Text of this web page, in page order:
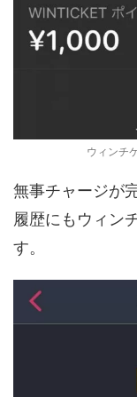
ウィンチ
無事チャージが
履歴にもウィン
す。